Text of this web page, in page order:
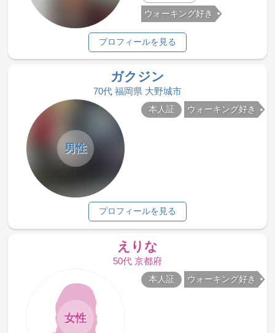
ウォーキング好き
プロフィールを見る
ガクジン
70代 福岡県 大野城市
男性
本人証 ウォーキング好き
プロフィールを見る
えりな
50代 京都府
女性
本人証 ウォーキング好き